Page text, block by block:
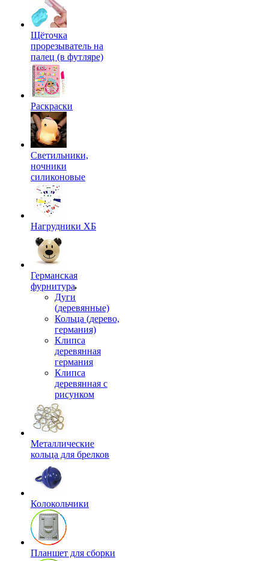
Щёточка
прорезыватель на
палец (в футляре)
Раскраски
Светильники,
ночники
силиконовые
Нагрудники ХБ
Германская
фурнитура
Дуги
(деревянные)
Кольца (дерево,
германия)
Клипса
деревянная
германия
Клипса
деревянная с
рисунком
Металлические
кольца для брелков
Колокольчики
Планшет для сборки